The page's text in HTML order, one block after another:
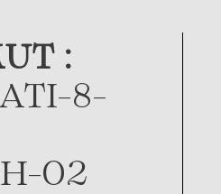
:
8-
02